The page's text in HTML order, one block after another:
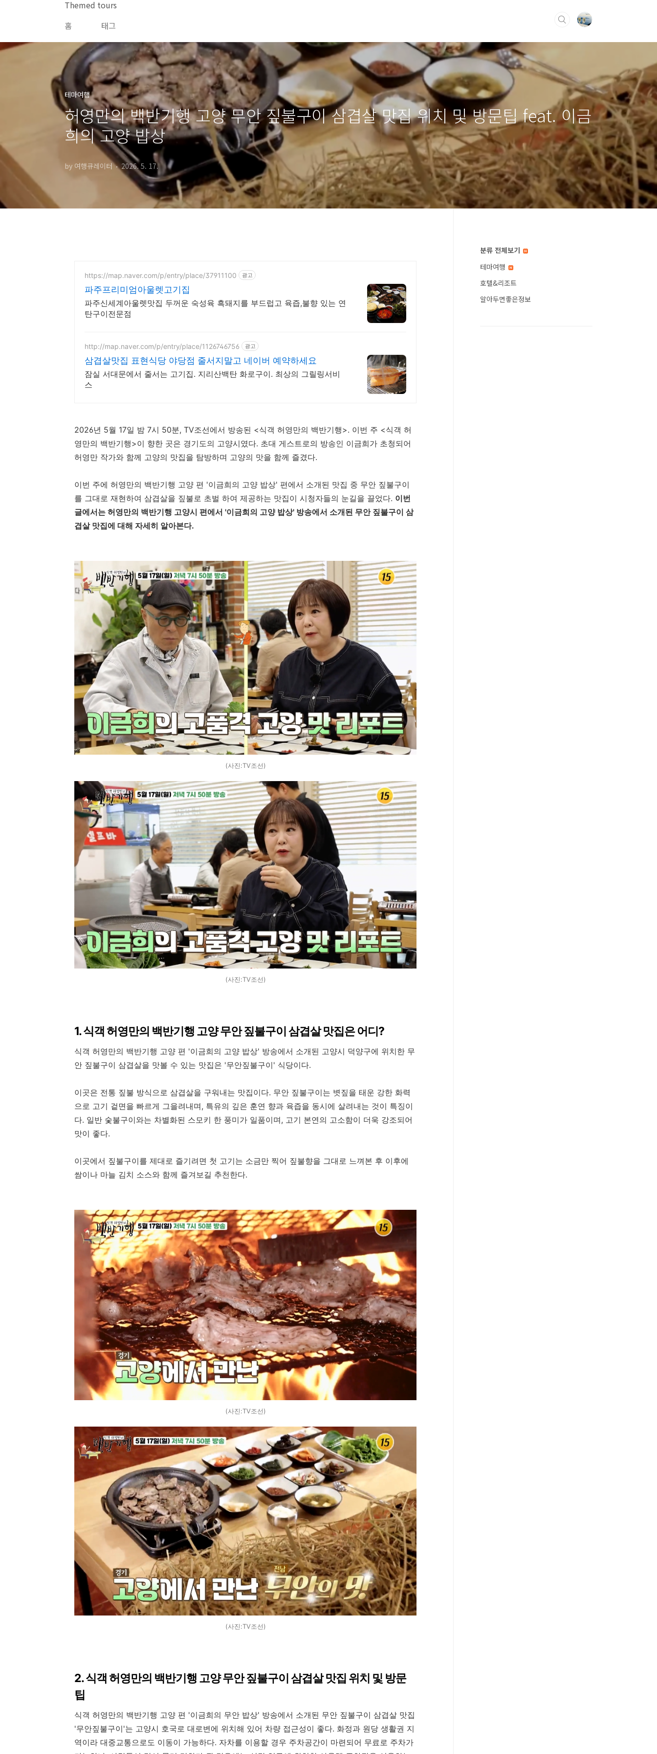
Themed tours
홈
태그
테마여행
허영만의 백반기행 고양 무안 짚불구이 삼겹살 맛집 위치 및 방문팁 feat. 이금
희의 고양 밥상
by 여행큐레이터 2026. 5. 17.
https://map.naver.com/p/entry/place/37911100 광고
파주프리미엄아울렛고기집
파주신세계아울렛맛집 두꺼운 숙성육 흑돼지를 부드럽고 육즙,불향 있는 연
탄구이전문점
http://map.naver.com/p/entry/place/1126746756 광고
삼겹살맛집 표현식당 야당점 줄서지말고 네이버 예약하세요
잠실 서대문에서 줄서는 고기집. 지리산백탄 화로구이. 최상의 그릴링서비
스
2026년 5월 17일 밤 7시 50분, TV조선에서 방송된 <식객 허영만의 백반기행>. 이번 주 <식객 허
영만의 백반기행>이 향한 곳은 경기도의 고양시였다. 초대 게스트로의 방송인 이금희가 초청되어
허영만 작가와 함께 고양의 맛집을 탐방하며 고양의 맛을 함께 즐겼다.
이번 주에 허영만의 백반기행 고양 편 '이금희의 고양 밥상' 편에서 소개된 맛집 중 무안 짚불구이
를 그대로 재현하여 삼겹살을 짚불로 초벌 하여 제공하는 맛집이 시청자들의 눈길을 끌었다. 이번
글에서는 허영만의 백반기행 고양시 편에서 '이금희의 고양 밥상' 방송에서 소개된 무안 짚불구이 삼
겹살 맛집에 대해 자세히 알아본다.
(사진:TV조선)
(사진:TV조선)
1. 식객 허영만의 백반기행 고양 무안 짚불구이 삼겹살 맛집은 어디?
식객 허영만의 백반기행 고양 편 '이금희의 고양 밥상' 방송에서 소개된 고양시 덕양구에 위치한 무
안 짚불구이 삼겹살을 맛볼 수 있는 맛집은 '무안짚불구이' 식당이다.
이곳은 전통 짚불 방식으로 삼겹살을 구워내는 맛집이다. 무안 짚불구이는 볏짚을 태운 강한 화력
으로 고기 겉면을 빠르게 그을려내며, 특유의 깊은 훈연 향과 육즙을 동시에 살려내는 것이 특징이
다. 일반 숯불구이와는 차별화된 스모키 한 풍미가 일품이며, 고기 본연의 고소함이 더욱 강조되어
맛이 좋다.
이곳에서 짚불구이를 제대로 즐기려면 첫 고기는 소금만 찍어 짚불향을 그대로 느껴본 후 이후에
쌈이나 마늘 김치 소스와 함께 즐겨보길 추천한다.
(사진:TV조선)
(사진:TV조선)
2. 식객 허영만의 백반기행 고양 무안 짚불구이 삼겹살 맛집 위치 및 방문
팁
식객 허영만의 백반기행 고양 편 '이금희의 무안 밥상' 방송에서 소개된 무안 짚불구이 삼겹살 맛집
'무안짚불구이'는 고양시 호국로 대로변에 위치해 있어 차량 접근성이 좋다. 화정과 원당 생활권 지
역이라 대중교통으로도 이동이 가능하다. 자차를 이용할 경우 주차공간이 마련되어 무료로 주차가
분류 전체보기
테마여행
호텔&리조트
알아두면좋은정보